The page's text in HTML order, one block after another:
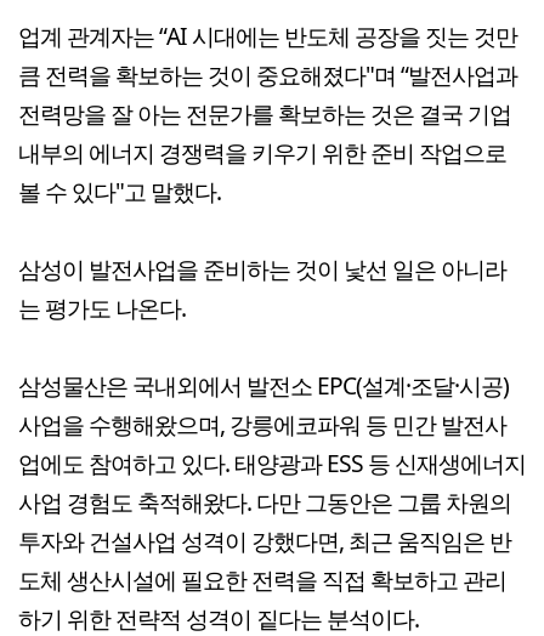
업계 관계자는 “AI 시대에는 반도체 공장을 짓는 것만
큼 전력을 확보하는 것이 중요해졌다"며 “발전사업과
전력망을 잘 아는 전문가를 확보하는 것은 결국 기업
내부의 에너지 경쟁력을 키우기 위한 준비 작업으로
볼 수 있다"고 말했다.
삼성이 발전사업을 준비하는 것이 낯선 일은 아니라
는 평가도 나온다.
삼성물산은 국내외에서 발전소 EPC(설계·조달·시공)
사업을 수행해왔으며, 강릉에코파워 등 민간 발전사
업에도 참여하고 있다. 태양광과 ESS 등 신재생에너지
사업 경험도 축적해왔다. 다만 그동안은 그룹 차원의
투자와 건설사업 성격이 강했다면, 최근 움직임은 반
도체 생산시설에 필요한 전력을 직접 확보하고 관리
하기 위한 전략적 성격이 짙다는 분석이다.